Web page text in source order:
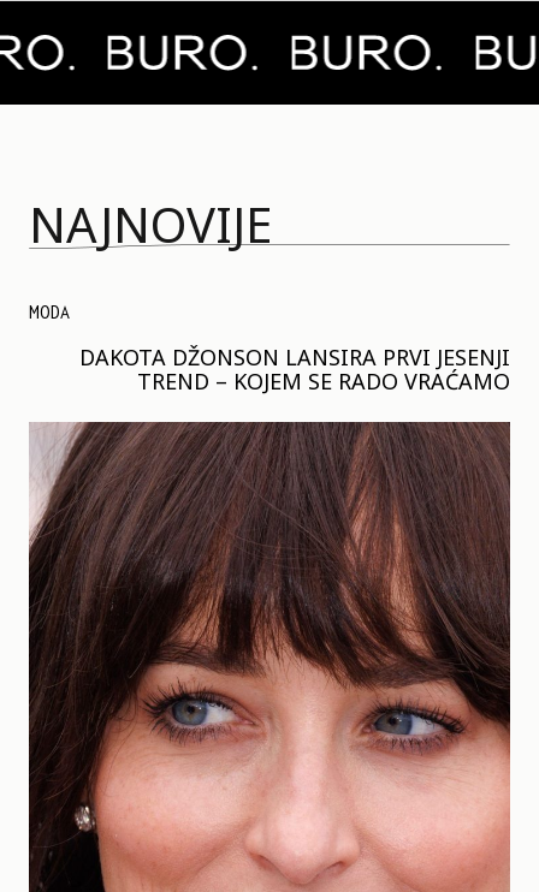
NAJNOVIJE
MODA
DAKOTA DŽONSON LANSIRA PRVI JESENJI
TREND – KOJEM SE RADO VRAĆAMO